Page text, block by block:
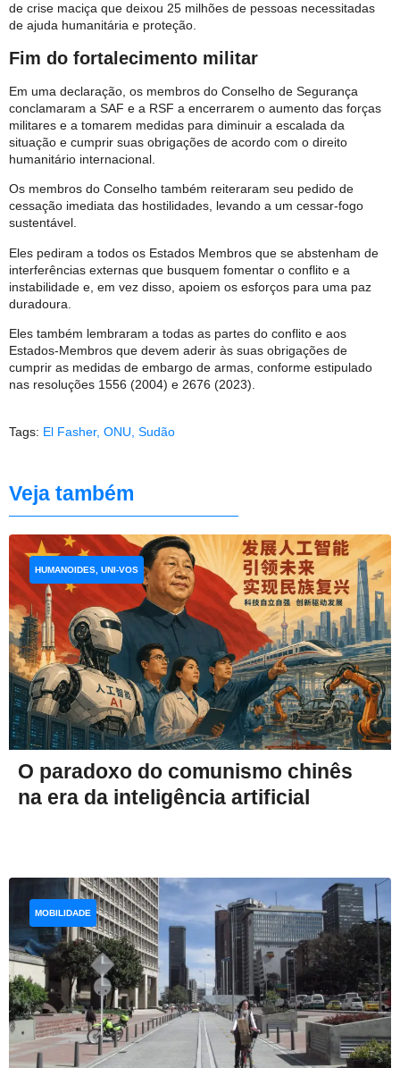
de crise maciça que deixou 25 milhões de pessoas necessitadas
de ajuda humanitária e proteção.
Fim do fortalecimento militar
Em uma declaração, os membros do Conselho de Segurança
conclamaram a SAF e a RSF a encerrarem o aumento das forças
militares e a tomarem medidas para diminuir a escalada da
situação e cumprir suas obrigações de acordo com o direito
humanitário internacional.
Os membros do Conselho também reiteraram seu pedido de
cessação imediata das hostilidades, levando a um cessar-fogo
sustentável.
Eles pediram a todos os Estados Membros que se abstenham de
interferências externas que busquem fomentar o conflito e a
instabilidade e, em vez disso, apoiem os esforços para uma paz
duradoura.
Eles também lembraram a todas as partes do conflito e aos
Estados-Membros que devem aderir às suas obrigações de
cumprir as medidas de embargo de armas, conforme estipulado
nas resoluções 1556 (2004) e 2676 (2023).
Tags: El Fasher, ONU, Sudão
Veja também
O paradoxo do comunismo chinês
na era da inteligência artificial
HUMANOIDES, UNI-VOS
MOBILIDADE